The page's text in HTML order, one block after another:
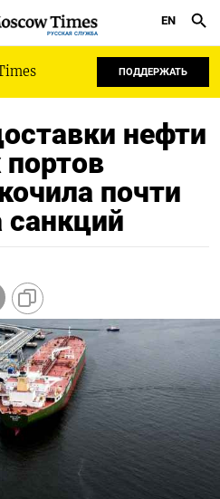
РУССКАЯ СЛУЖБА
EN
ПОДДЕРЖАТЬ
нефти
почти
санкций